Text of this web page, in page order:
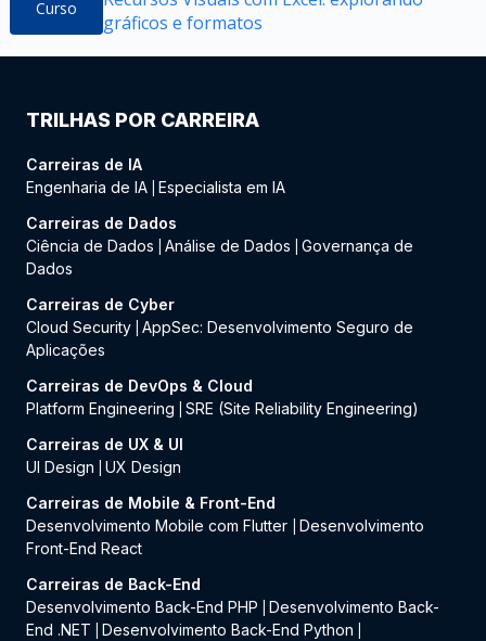
Curso
gráficos e formatos
TRILHAS POR CARREIRA
Carreiras de IA
Engenharia de IA Especialista em IA
Carreiras de Dados
Ciência de Dados
Análise de Dados
Governança de
Dados
Carreiras de Cyber
Cloud Security AppSec: Desenvolvimento Seguro de
Aplicações
Carreiras de DevOps & Cloud
Platform Engineering
SRE (Site Reliability Engineering)
Carreiras de UX & UI
UI Design
UX Design
Carreiras de Mobile & Front-End
Desenvolvimento Mobile com Flutter
Desenvolvimento
Front-End React
Carreiras de Back-End
Desenvolvimento Back-End PHP
Desenvolvimento Back-
End .NET
Desenvolvimento Back-End Python